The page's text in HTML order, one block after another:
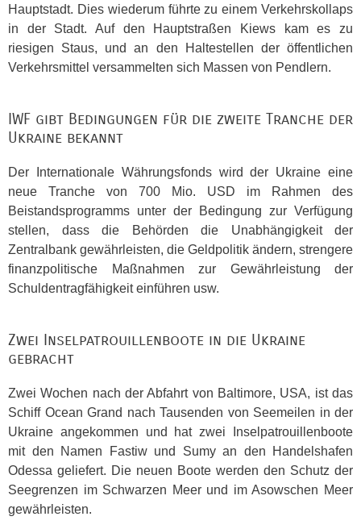
Hauptstadt. Dies wiederum führte zu einem Verkehrskollaps
in der Stadt. Auf den Hauptstraßen Kiews kam es zu
riesigen Staus, und an den Haltestellen der öffentlichen
Verkehrsmittel versammelten sich Massen von Pendlern.
IWF gibt Bedingungen für die zweite Tranche der
Ukraine bekannt
Der Internationale Währungsfonds wird der Ukraine eine
neue Tranche von 700 Mio. USD im Rahmen des
Beistandsprogramms unter der Bedingung zur Verfügung
stellen, dass die Behörden die Unabhängigkeit der
Zentralbank gewährleisten, die Geldpolitik ändern, strengere
finanzpolitische Maßnahmen zur Gewährleistung der
Schuldentragfähigkeit einführen usw.
Zwei Inselpatrouillenboote in die Ukraine
gebracht
Zwei Wochen nach der Abfahrt von Baltimore, USA, ist das
Schiff Ocean Grand nach Tausenden von Seemeilen in der
Ukraine angekommen und hat zwei Inselpatrouillenboote
mit den Namen Fastiw und Sumy an den Handelshafen
Odessa geliefert. Die neuen Boote werden den Schutz der
Seegrenzen im Schwarzen Meer und im Asowschen Meer
gewährleisten.